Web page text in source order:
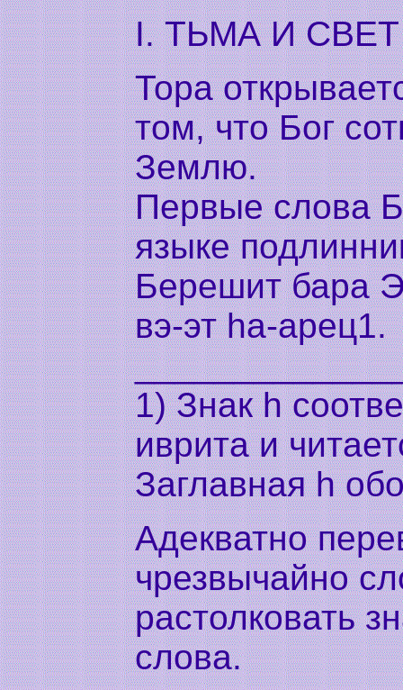
I. ТЬМА И СВЕТ
Тора
том, что Бог
Землю.
Первые слова
языке
Берешит бара
вэ-эт hа-арец1.
1) Знак h
иврита и
Заглавная h
Адекватно
чрезвычайно
растолковать
слова.